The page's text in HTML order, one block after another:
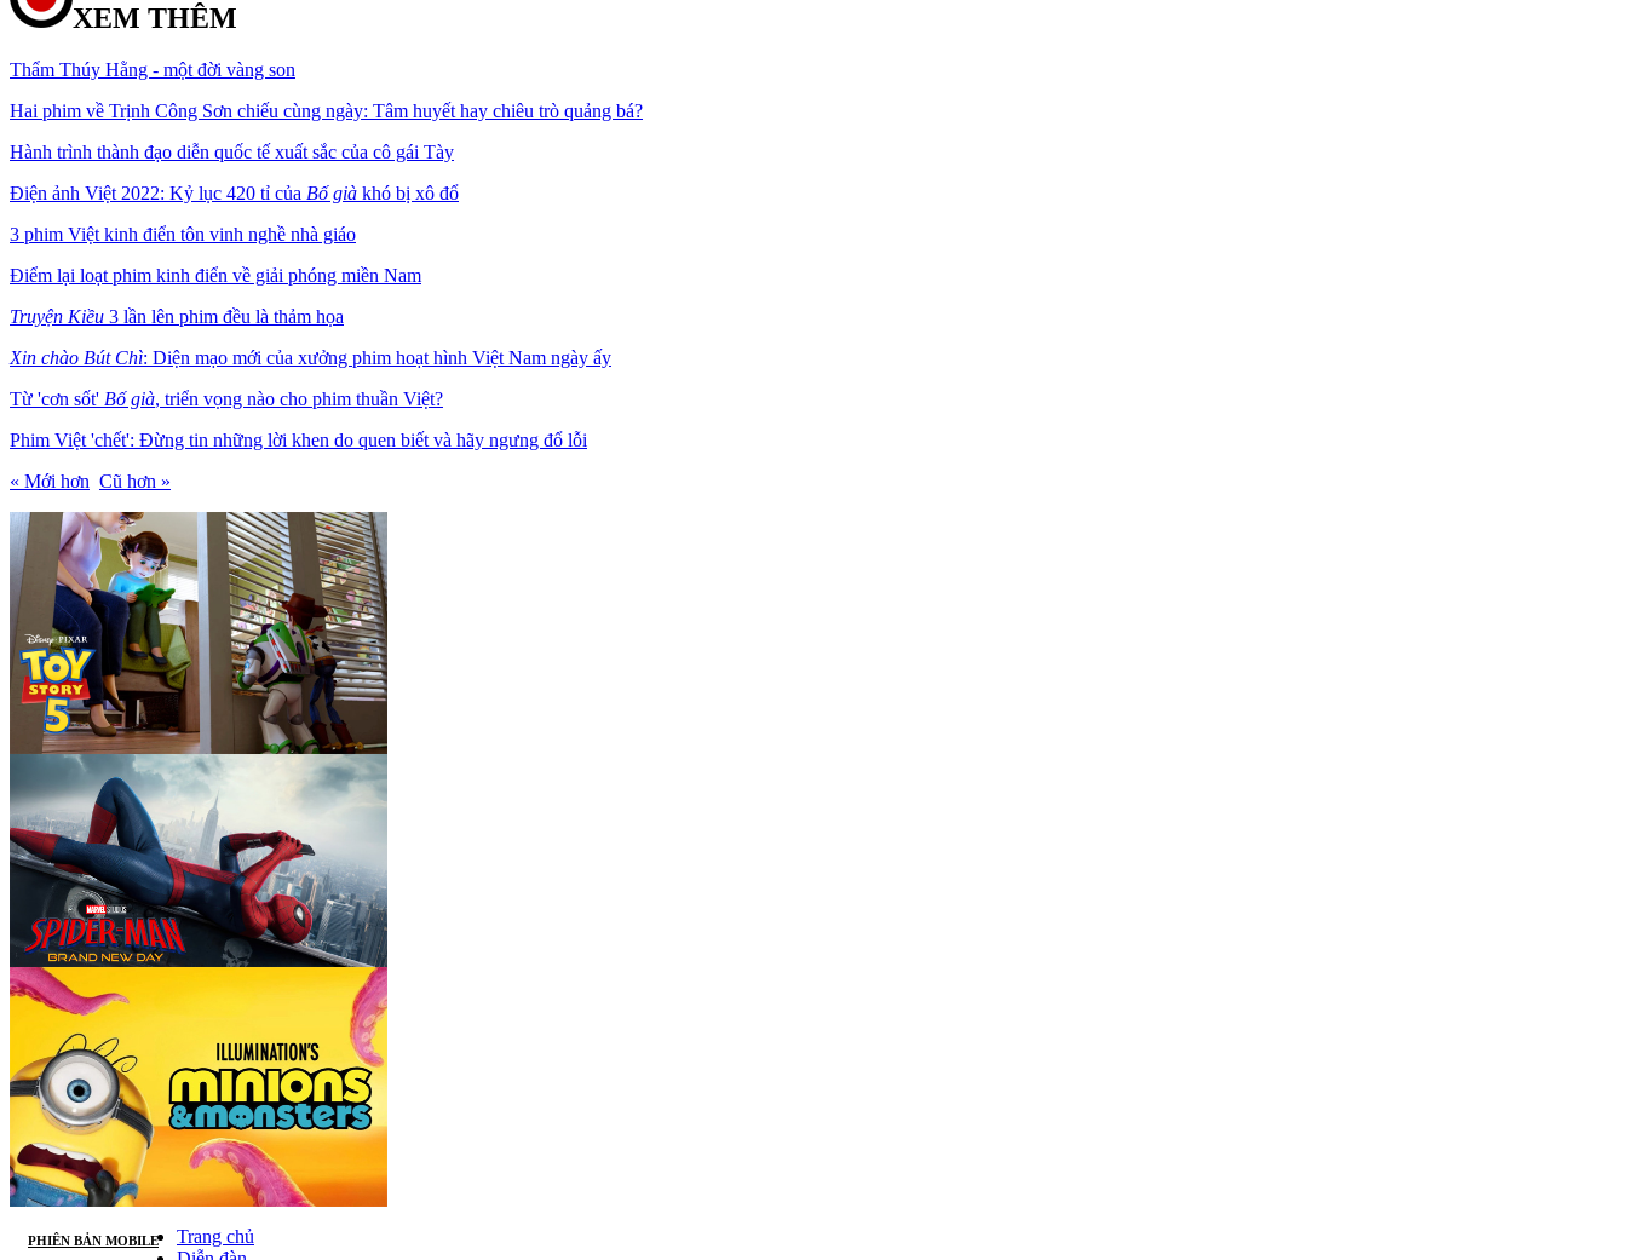
XEM THÊM
Thẩm Thúy Hằng - một đời vàng son
Hai phim về Trịnh Công Sơn chiếu cùng ngày: Tâm huyết hay chiêu trò quảng bá?
Hành trình thành đạo diễn quốc tế xuất sắc của cô gái Tày
Điện ảnh Việt 2022: Kỷ lục 420 tỉ của Bố già khó bị xô đổ
3 phim Việt kinh điển tôn vinh nghề nhà giáo
Điểm lại loạt phim kinh điển về giải phóng miền Nam
Truyện Kiều 3 lần lên phim đều là thảm họa
Xin chào Bút Chì: Diện mạo mới của xưởng phim hoạt hình Việt Nam ngày ấy
Từ 'cơn sốt' Bố già, triển vọng nào cho phim thuần Việt?
Phim Việt 'chết': Đừng tin những lời khen do quen biết và hãy ngưng đổ lỗi
« Mới hơn Cũ hơn »
PHIÊN BẢN MOBILE
Trang chủ